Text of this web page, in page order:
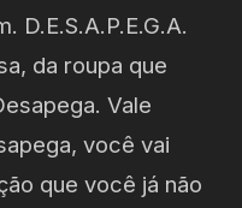
D.E.S.A.P.E.G.A.
da roupa que
Vale
você vai
que você já não